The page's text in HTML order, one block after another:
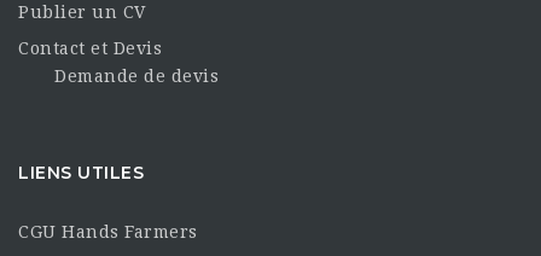
Publier un CV
Contact et Devis
Demande de devis
LIENS UTILES
CGU Hands Farmers